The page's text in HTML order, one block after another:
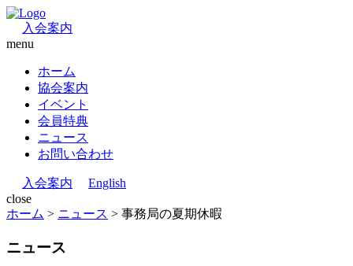
入会案内
menu
ホーム
協会案内
イベント
会員特典
ニュース
お問い合わせ
入会案内
English
close
ホーム > ニュース > 事務局の夏期休暇
ニュース